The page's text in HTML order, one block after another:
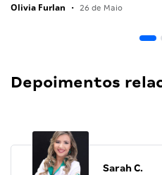
Olivia Furlan • 26 de Maio
Depoimentos
Sarah C.